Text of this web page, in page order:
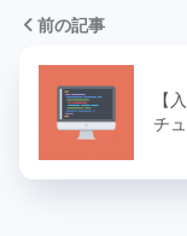
前の記事
【
チ